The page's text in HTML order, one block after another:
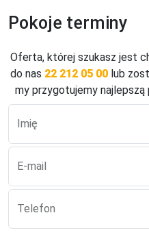
Bed&breakfast
Późne śniadanie (07:30 -
Obiad (07:30 - 23:30) -
Przekąski (07:30 - 23:30) -
Kolacja (07:30 - 23:30) -
ANITA, bez limitu, Kuchnia:
Wymagana rezerwacja: Nie ¹⁾
- alkohole lokalne ¹⁾
- wybrane alkohole
- lody ¹⁾
¹⁾ - dodatkowo płatne
Pokoje terminy
Oferta, której szukasz jest
do nas 22 212 05 00lub
my przygotujemy
Imię
E-mail
Telefon